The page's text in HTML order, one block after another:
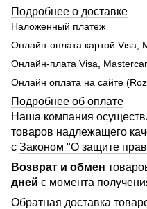
Подробнее о доставке
Наложенный платеж
Онлайн-оплата картой Visa,
Онлайн-плата Visa,
Онлайн оплата на сайте
Подробнее об оплате
Наша компания
товаров надлежащего
с Законом "О защите
Возврат и обмен
дней с момента
Обратная доставка